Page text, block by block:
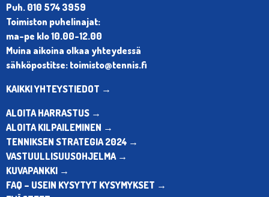
Puh. 010 574 3959
Toimiston puhelinajat:
ma-pe klo 10.00-12.00
Muina aikoina olkaa yhteydessä
sähköpostitse: toimisto@tennis.fi
KAIKKI YHTEYSTIEDOT →
ALOITA HARRASTUS →
ALOITA KILPAILEMINEN →
TENNIKSEN STRATEGIA 2024 →
VASTUULLISUUSOHJELMA →
KUVAPANKKI →
FAQ – USEIN KYSYTYT KYSYMYKSET →